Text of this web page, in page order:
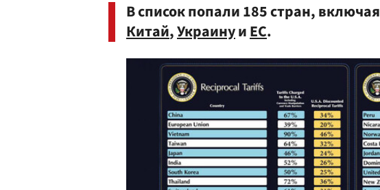
В список попали 185 стран, включая
Китай,УкраинуиЕС.